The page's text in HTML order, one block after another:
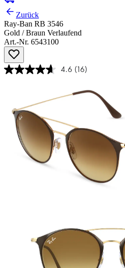
Zurück
Ray-Ban RB 3546
Gold / Braun Verlaufend
Art.-Nr. 6543100
4.6 (16)